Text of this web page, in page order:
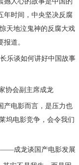
年时间，中央坚决反腐
天地泣鬼神的反腐大戏
道。
谈如何讲好中国故事
协会副主席成龙
电影而言，是压力也
坞电影竞争，会令我们
龙谈国产电影发展